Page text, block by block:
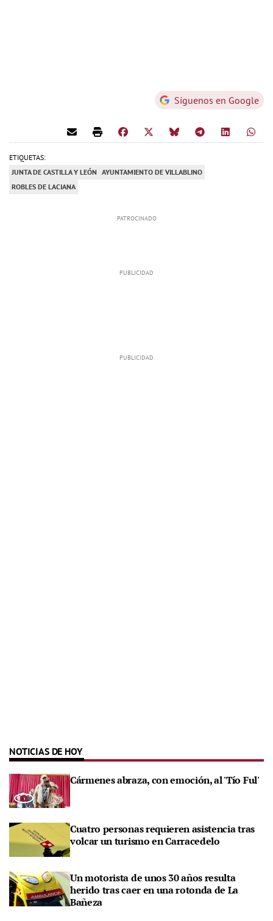
Síguenos en Google
ETIQUETAS:
JUNTA DE CASTILLA Y LEÓN AYUNTAMIENTO DE VILLABLINO
ROBLES DE LACIANA
NOTICIAS DE HOY
Cármenes abraza, con emoción, al 'Tío Ful'
Cuatro personas requieren asistencia tras
volcar un turismo en Carracedelo
Un motorista de unos 30 años resulta
herido tras caer en una rotonda de La
Bañeza